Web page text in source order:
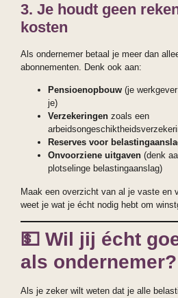
3. Je houdt geen
kosten
Als ondernemer betaal je meer dan
abonnementen. Denk ook aan:
Pensioenopbouw (je
je)
Verzekeringen zoals een
Reserves voor
Onvoorziene uitgaven (denk
plotselinge belastingaanslag)
Maak een overzicht van al je vaste en
weet je wat je écht nodig hebt om
💵 Wil jij écht
als ondernemer?
Als je zeker wilt weten dat je alle